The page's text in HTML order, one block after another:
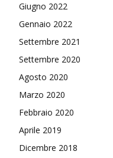
Giugno 2022
Gennaio 2022
Settembre 2021
Settembre 2020
Agosto 2020
Marzo 2020
Febbraio 2020
Aprile 2019
Dicembre 2018